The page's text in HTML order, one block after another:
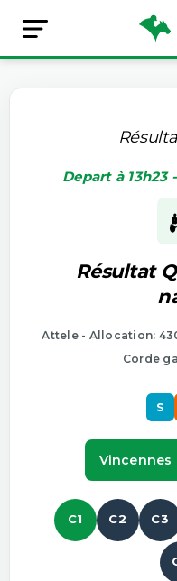
Depart à 13h23
Résultat
Attele - Allocation:
Corde
S
Vincennes
C1 C2 C3